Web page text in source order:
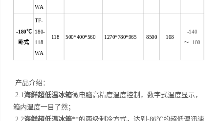
WA
-180℃
卧式
TF-
180-
118-
WA
118 500*400*560 1270*780*965 8500 108
-140
～- 180
产品介绍：
2.1海鲜超低温冰箱微电脑高精度温度控制，数字式温度显示，
箱内温度一目了然；
2.2海鲜超低温冰箱**的两级制冷方式，达到-86℃的超低温迅速